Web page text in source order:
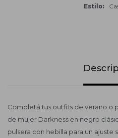
Estilo
Completá tus outfits de verano o
de mujer Darkness en negro
pulsera con hebilla para un ajuste